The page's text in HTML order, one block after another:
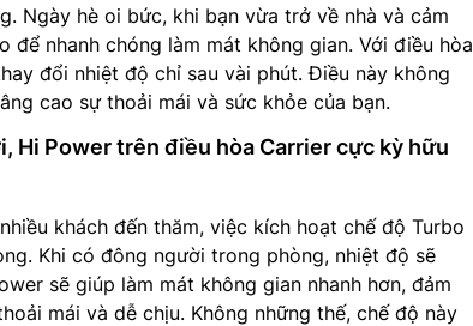
Ngày hè oi bức, khi bạn vừa trở về nhà và cảm
để nhanh chóng làm mát không gian. Với điều hòa
đổi nhiệt độ chỉ sau vài phút. Điều này không
cao sự thoải mái và sức khỏe của bạn.
Hi Power trên điều hòa Carrier cực kỳ hữu
khách đến thăm, việc kích hoạt chế độ Turbo
Khi có đông người trong phòng, nhiệt độ sẽ
sẽ giúp làm mát không gian nhanh hơn, đảm
mái và dễ chịu. Không những thế, chế độ này